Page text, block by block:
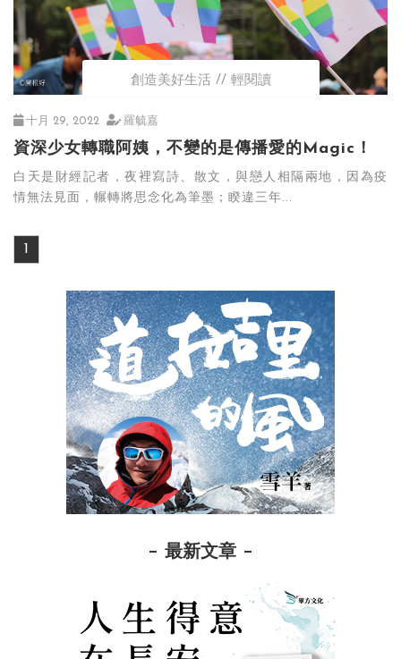
創造美好生活 輕閱讀
十月 29, 2022 羅毓嘉
資深少女轉職阿姨，不變的是傳播愛的Magic！
白天是財經記者，夜裡寫詩、散文，與戀人相隔兩地，因為疫
情無法見面，輾轉將思念化為筆墨；睽違三年...
1
最新文章